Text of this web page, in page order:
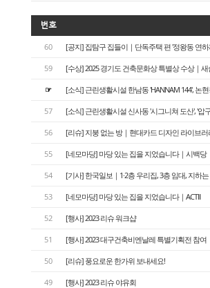
번호
60 [공지] 집탐구 집들이｜단독주택 편 '정왕동 연
59 [수상] 2025 경기도 건축문화상 특별상 수상｜
☞ [소식] 근린생활시설 한남동 'HANNAM 144', 논현
57 [소식] 근린생활시설 신사동 '시그니쳐 도산', '압
56 [리슈] 지붕 없는 방｜현대카드 디자인 라이브러
55 [네모마당] 마당 있는 집을 지었습니다｜시백당
54 [기사] 한국일보｜1·2층 우리집, 3층 임대, 지하
53 [네모마당] 마당 있는 집을 지었습니다｜ACTⅡ
52 [행사] 2023 리슈 워크샵
51 [행사] 2023 대구건축비엔날레 특별기획전 참여
50 [리슈] 풍요로운 한가위 보내세요!
49 [행사] 2023 리슈 야유회